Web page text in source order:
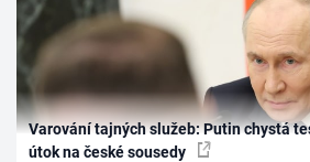
Varování tajných služeb: Putin chystá
útok na české sousedy